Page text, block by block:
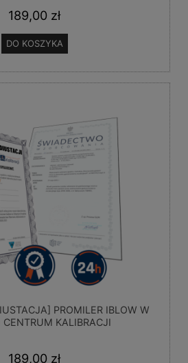
189,00 zł
DO KOSZYKA
PROMILER IBLOW W
CENTRUM KALIBRACJI
189,00 zł